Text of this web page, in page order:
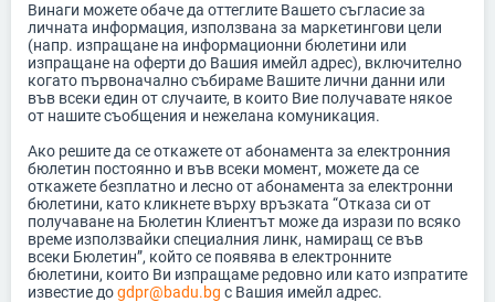
Винаги можете обаче да оттеглите Вашето съгласие за
личната информация, използвана за маркетингови цели
(напр. изпращане на информационни бюлетини или
изпращане на оферти до Вашия имейл адрес), включително
когато първоначално събираме Вашите лични данни или
във всеки един от случаите, в които Вие получавате някое
от нашите съобщения и нежелана комуникация.
Ако решите да се откажете от абонамента за електронния
бюлетин постоянно и във всеки момент, можете да се
откажете безплатно и лесно от абонамента за електронни
бюлетини, като кликнете върху връзката “Отказа си от
получаване на Бюлетин Клиентът може да изрази по всяко
време използвайки специалния линк, намиращ се във
всеки Бюлетин”, който се появява в електронните
бюлетини, които Ви изпращаме редовно или като изпратите
известие доgdpr@badu.bg с Вашия имейл адрес.